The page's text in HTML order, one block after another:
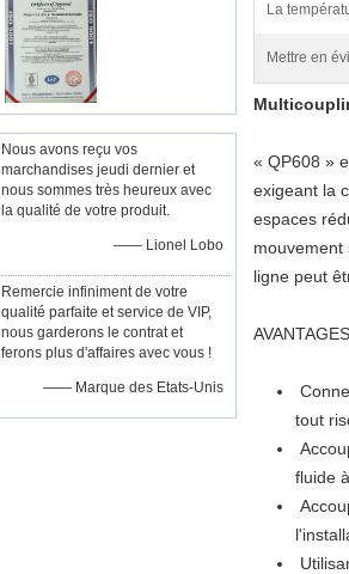
Nous avons reçu vos
marchandises jeudi dernier et
nous sommes très heureux avec
la qualité de votre produit.
—— Lionel Lobo
Remercie infiniment de votre
qualité parfaite et service de VIP,
nous garderons le contrat et
ferons plus d'affaires avec vous !
—— Marque des Etats-Unis
La
Mettre en
« QP608 »
exigeant la
espaces
mouvement
ligne peut
AVANTAGES
tout
fluide